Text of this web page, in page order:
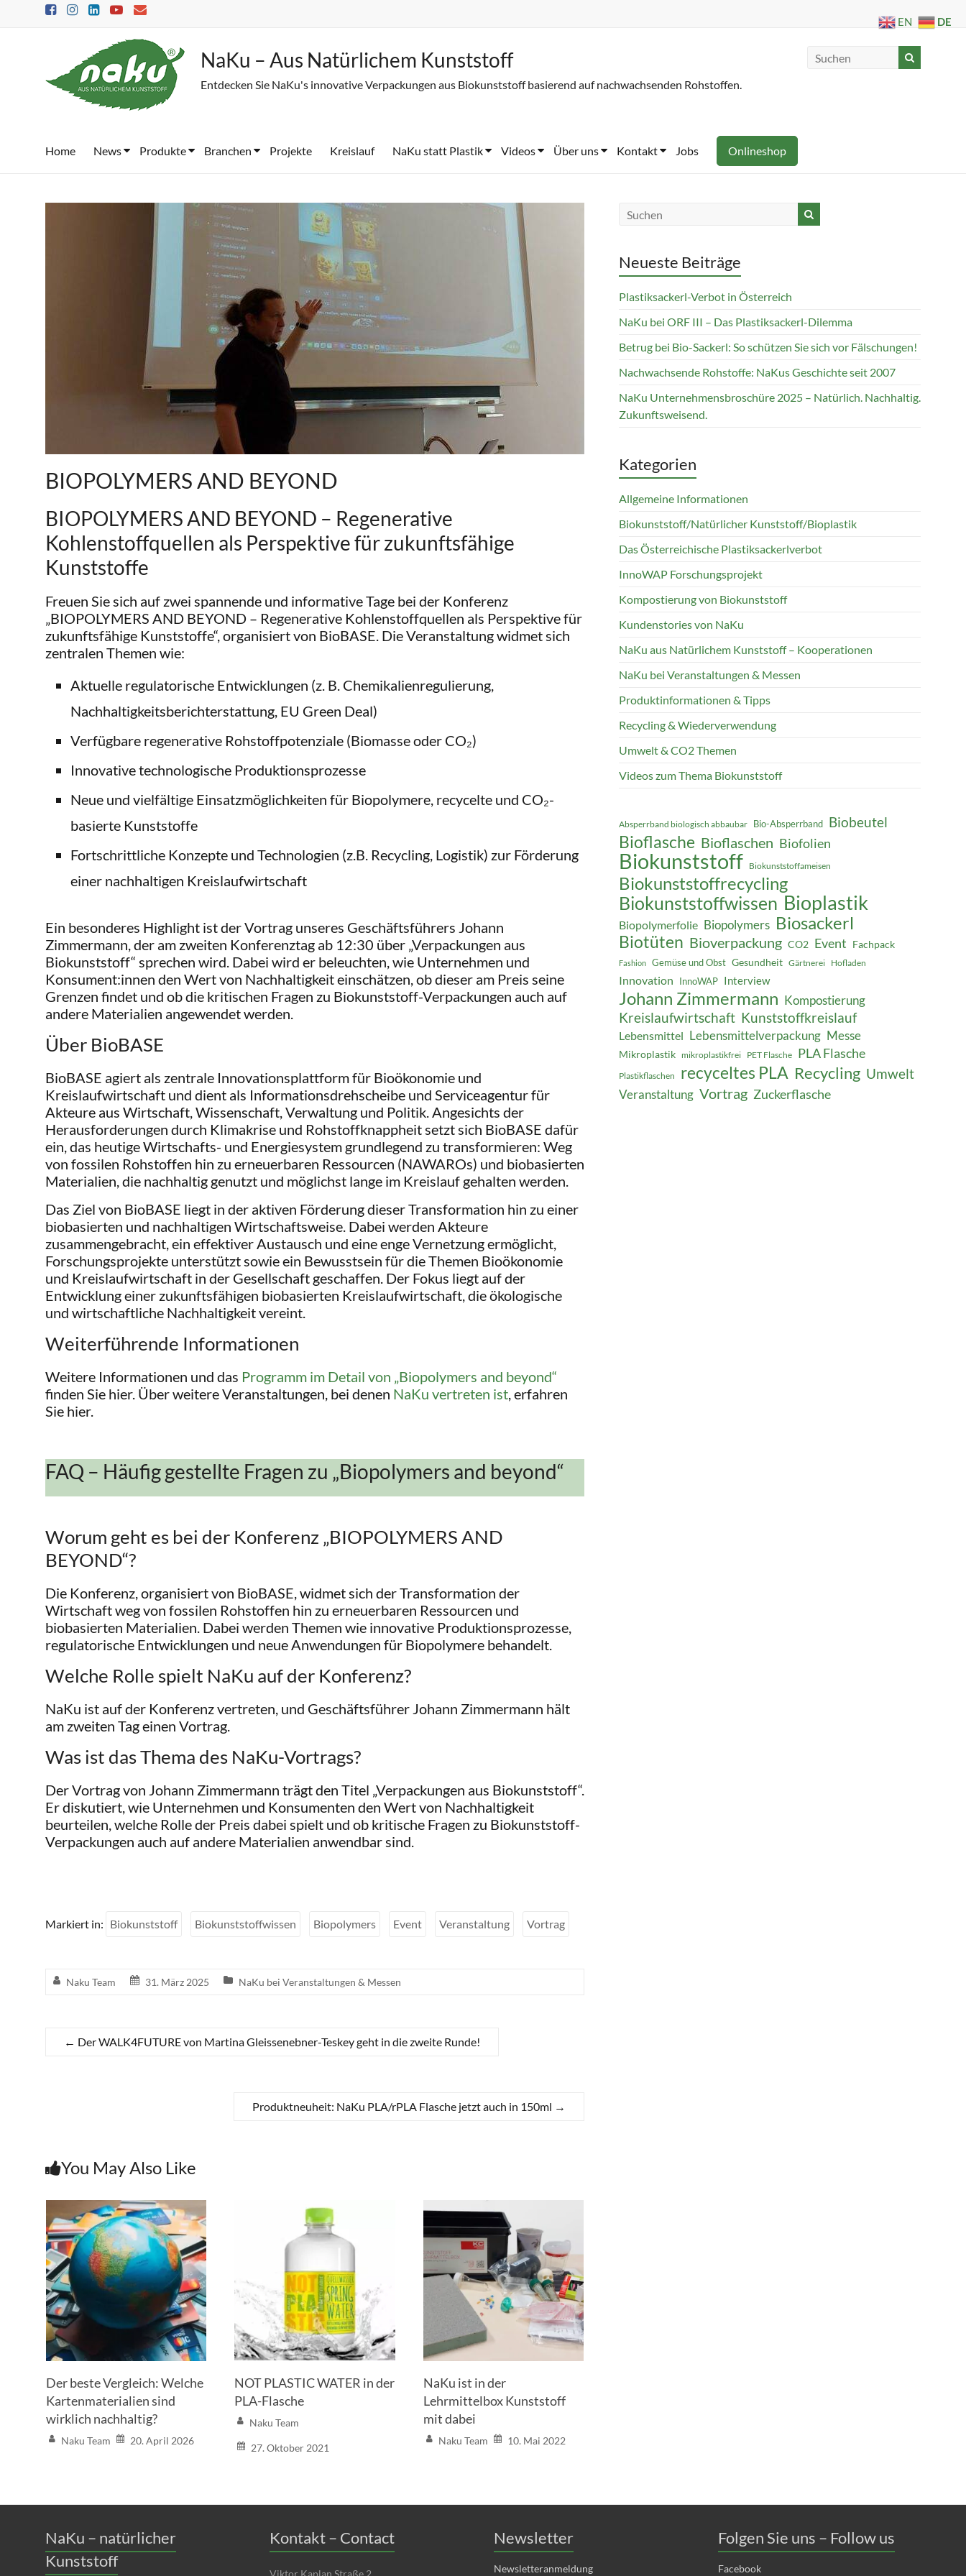
NaKu – Aus Natürlichem Kunststoff
Entdecken Sie NaKu's innovative Verpackungen aus Biokunststoff basierend auf nachwachsenden Rohstoffen.
Home News Produkte Branchen Projekte Kreislauf NaKu statt Plastik Videos Über uns Kontakt Jobs Onlineshop
BIOPOLYMERS AND BEYOND
BIOPOLYMERS AND BEYOND – Regenerative
Kohlenstoffquellen als Perspektive für zukunftsfähige
Kunststoffe
Freuen Sie sich auf zwei spannende und informative Tage bei der Konferenz
„BIOPOLYMERS AND BEYOND – Regenerative Kohlenstoffquellen als Perspektive für
zukunftsfähige Kunststoffe“, organisiert von BioBASE. Die Veranstaltung widmet sich
zentralen Themen wie:
Aktuelle regulatorische Entwicklungen (z. B. Chemikalienregulierung,
Nachhaltigkeitsberichterstattung, EU Green Deal)
Verfügbare regenerative Rohstoffpotenziale (Biomasse oder CO₂)
Innovative technologische Produktionsprozesse
Neue und vielfältige Einsatzmöglichkeiten für Biopolymere, recycelte und CO₂-
basierte Kunststoffe
Fortschrittliche Konzepte und Technologien (z.B. Recycling, Logistik) zur Förderung
einer nachhaltigen Kreislaufwirtschaft
Ein besonderes Highlight ist der Vortrag unseres Geschäftsführers Johann
Zimmermann, der am zweiten Konferenztag ab 12:30 über „Verpackungen aus
Biokunststoff“ sprechen wird. Dabei wird er beleuchten, wie Unternehmen und
Konsument:innen den Wert von Nachhaltigkeit einschätzen, ob dieser am Preis seine
Grenzen findet und ob die kritischen Fragen zu Biokunststoff-Verpackungen auch auf
andere Materialien angewendet werden.
Über BioBASE
BioBASE agiert als zentrale Innovationsplattform für Bioökonomie und
Kreislaufwirtschaft und dient als Informationsdrehscheibe und Serviceagentur für
Akteure aus Wirtschaft, Wissenschaft, Verwaltung und Politik. Angesichts der
Herausforderungen durch Klimakrise und Rohstoffknappheit setzt sich BioBASE dafür
ein, das heutige Wirtschafts- und Energiesystem grundlegend zu transformieren: Weg
von fossilen Rohstoffen hin zu erneuerbaren Ressourcen (NAWAROs) und biobasierten
Materialien, die nachhaltig genutzt und möglichst lange im Kreislauf gehalten werden.
Das Ziel von BioBASE liegt in der aktiven Förderung dieser Transformation hin zu einer
biobasierten und nachhaltigen Wirtschaftsweise. Dabei werden Akteure
zusammengebracht, ein effektiver Austausch und eine enge Vernetzung ermöglicht,
Forschungsprojekte unterstützt sowie ein Bewusstsein für die Themen Bioökonomie
und Kreislaufwirtschaft in der Gesellschaft geschaffen. Der Fokus liegt auf der
Entwicklung einer zukunftsfähigen biobasierten Kreislaufwirtschaft, die ökologische
und wirtschaftliche Nachhaltigkeit vereint.
Weiterführende Informationen
Weitere Informationen und das Programm im Detail von „Biopolymers and beyond“
finden Sie hier. Über weitere Veranstaltungen, bei denen NaKu vertreten ist, erfahren
Sie hier.
FAQ – Häufig gestellte Fragen zu „Biopolymers and beyond“
Worum geht es bei der Konferenz „BIOPOLYMERS AND
BEYOND“?
Die Konferenz, organisiert von BioBASE, widmet sich der Transformation der
Wirtschaft weg von fossilen Rohstoffen hin zu erneuerbaren Ressourcen und
biobasierten Materialien. Dabei werden Themen wie innovative Produktionsprozesse,
regulatorische Entwicklungen und neue Anwendungen für Biopolymere behandelt.
Welche Rolle spielt NaKu auf der Konferenz?
NaKu ist auf der Konferenz vertreten, und Geschäftsführer Johann Zimmermann hält
am zweiten Tag einen Vortrag.
Was ist das Thema des NaKu-Vortrags?
Der Vortrag von Johann Zimmermann trägt den Titel „Verpackungen aus Biokunststoff“.
Er diskutiert, wie Unternehmen und Konsumenten den Wert von Nachhaltigkeit
beurteilen, welche Rolle der Preis dabei spielt und ob kritische Fragen zu Biokunststoff-
Verpackungen auch auf andere Materialien anwendbar sind.
Markiert in: Biokunststoff Biokunststoffwissen Biopolymers Event Veranstaltung Vortrag
Naku Team 31. März 2025 NaKu bei Veranstaltungen & Messen
← Der WALK4FUTURE von Martina Gleissenebner-Teskey geht in die zweite Runde!
Produktneuheit: NaKu PLA/rPLA Flasche jetzt auch in 150ml →
You May Also Like
Der beste Vergleich: Welche
Kartenmaterialien sind
wirklich nachhaltig?
Naku Team 20. April 2026
NOT PLASTIC WATER in der
PLA-Flasche
Naku Team
27. Oktober 2021
NaKu ist in der
Lehrmittelbox Kunststoff
mit dabei
Naku Team 10. Mai 2022
Neueste Beiträge
Plastiksackerl-Verbot in Österreich
NaKu bei ORF III – Das Plastiksackerl-Dilemma
Betrug bei Bio-Sackerl: So schützen Sie sich vor Fälschungen!
Nachwachsende Rohstoffe: NaKus Geschichte seit 2007
NaKu Unternehmensbroschüre 2025 – Natürlich. Nachhaltig.
Zukunftsweisend.
Kategorien
Allgemeine Informationen
Biokunststoff/Natürlicher Kunststoff/Bioplastik
Das Österreichische Plastiksackerlverbot
InnoWAP Forschungsprojekt
Kompostierung von Biokunststoff
Kundenstories von NaKu
NaKu aus Natürlichem Kunststoff – Kooperationen
NaKu bei Veranstaltungen & Messen
Produktinformationen & Tipps
Recycling & Wiederverwendung
Umwelt & CO2 Themen
Videos zum Thema Biokunststoff
Absperrband biologisch abbaubar Bio-Absperrband Biobeutel
Bioflasche Bioflaschen Biofolien
Biokunststoff Biokunststoffameisen
Biokunststoffrecycling
Biokunststoffwissen Bioplastik
Biopolymerfolie Biopolymers Biosackerl
Biotüten Bioverpackung CO2 Event Fachpack
Fashion Gemüse und Obst Gesundheit Gärtnerei Hofladen
Innovation InnoWAP Interview
Johann Zimmermann Kompostierung
Kreislaufwirtschaft Kunststoffkreislauf
Lebensmittel Lebensmittelverpackung Messe
Mikroplastik mikroplastikfrei PET Flasche PLA Flasche
Plastikflaschen recyceltes PLA Recycling Umwelt
Veranstaltung Vortrag Zuckerflasche
NaKu – natürlicher
Kunststoff
Kontakt – Contact
Viktor Kaplan Straße 2
Newsletter
Newsletteranmeldung
Folgen Sie uns – Follow us
Facebook
EN DE